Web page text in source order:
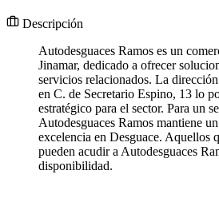
Descripción
Autodesguaces Ramos es un
Jinamar, dedicado a ofrecer
servicios relacionados. La
en C. de Secretario Espino, 13 lo
estratégico para el sector. Para un
Autodesguaces Ramos mantiene
excelencia en Desguace. Aquellos
pueden acudir a Autodesguaces
disponibilidad.